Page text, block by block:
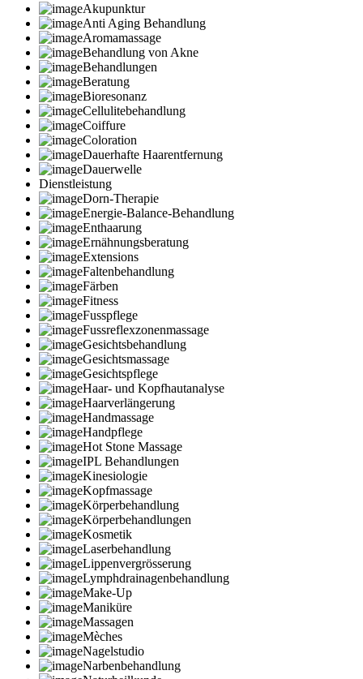
Akupunktur
Anti Aging Behandlung
Aromamassage
Behandlung von Akne
Behandlungen
Beratung
Bioresonanz
Cellulitebehandlung
Coiffure
Coloration
Dauerhafte Haarentfernung
Dauerwelle
Dienstleistung
Dorn-Therapie
Energie-Balance-Behandlung
Enthaarung
Ernähnungsberatung
Extensions
Faltenbehandlung
Färben
Fitness
Fusspflege
Fussreflexzonenmassage
Gesichtsbehandlung
Gesichtsmassage
Gesichtspflege
Haar- und Kopfhautanalyse
Haarverlängerung
Handmassage
Handpflege
Hot Stone Massage
IPL Behandlungen
Kinesiologie
Kopfmassage
Körperbehandlung
Körperbehandlungen
Kosmetik
Laserbehandlung
Lippenvergrösserung
Lymphdrainagenbehandlung
Make-Up
Maniküre
Massagen
Mèches
Nagelstudio
Narbenbehandlung